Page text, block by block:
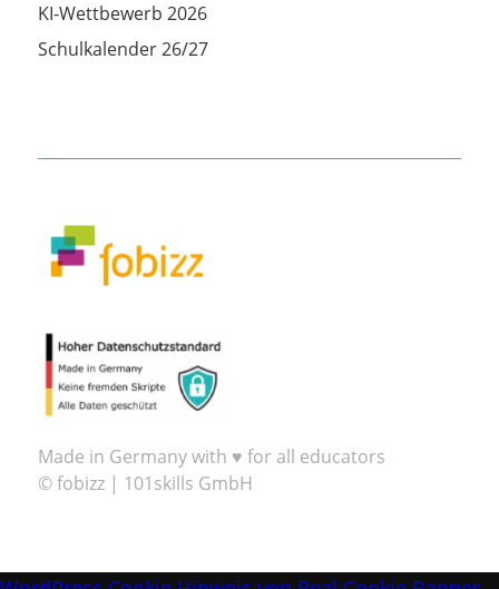
KI-Wettbewerb 2026
Schulkalender 26/27
Made in Germany with ♥ for all educators
© fobizz | 101skills GmbH